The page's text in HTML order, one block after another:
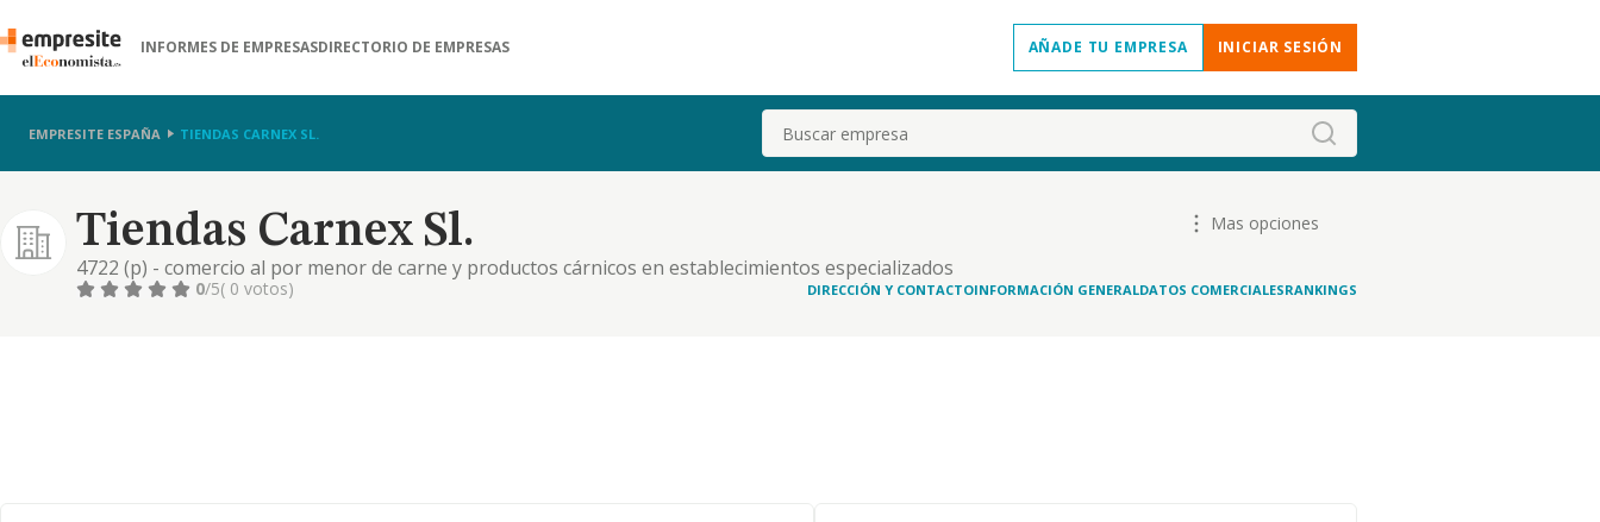
INFORMES DE EMPRESASDIRECTORIO DE EMPRESAS AÑADE TU EMPRESA INICIAR SESIÓN
EMPRESITE ESPAÑA TIENDAS CARNEX SL. Buscar
Tiendas Carnex Sl.
4722 (p) - comercio al por menor de carne y productos cárnicos en establecimientos especializados
Mas opciones
0/5( 0 votos) DIRECCIÓN Y CONTACTOINFORMACIÓN GENERALDATOS COMERCIALESRANKINGS